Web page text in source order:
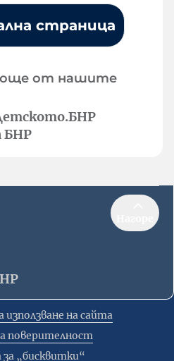
страница
още от нашите
БНР
използване на сайта
поверителност
„бисквитки“